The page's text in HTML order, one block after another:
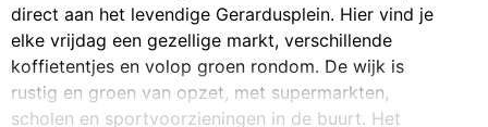
direct aan het levendige Gerardusplein. Hier vind je
elke vrijdag een gezellige markt, verschillende
koffietentjes en volop groen rondom. De wijk is
rustig en groen van opzet, met supermarkten,
scholen en sportvoorzieningen in de buurt. Het